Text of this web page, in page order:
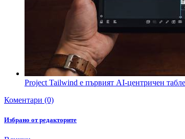
Project Tailwind е първият AI-центричен
Коментари (0)
Избрано от редакторите